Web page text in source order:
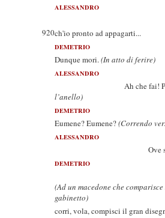
ALESSANDRO
E speri,
920ch'io pronto ad appagarti...
DEMETRIO
Dunque mori.(In atto di ferire)
ALESSANDRO
Ah che fai!
l’anello)
DEMETRIO
Eumene? Eumene?(Correndo
ALESSANDRO
Ove son
DEMETRIO
(Ad un macedone che
gabinetto)
corri, vola, compisci il gran